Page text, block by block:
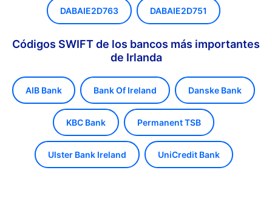
DABAIE2D763 DABAIE2D751
Códigos SWIFT de los bancos más importantes
de Irlanda
AIB Bank Bank Of Ireland Danske Bank
KBC Bank Permanent TSB
Ulster Bank Ireland UniCredit Bank